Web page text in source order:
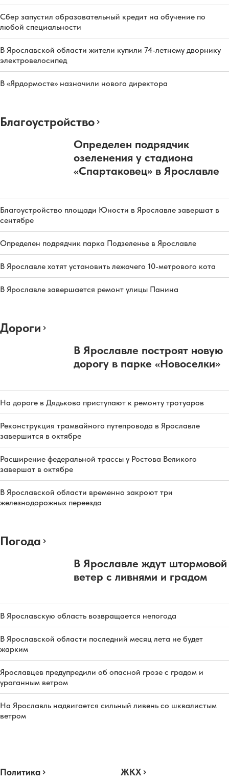
Сбер запустил образовательный кредит на обучение по
любой специальности
В Ярославской области жители купили 74-летнему дворнику
электровелосипед
В «Ярдормосте» назначили нового директора
Благоустройство
Определен подрядчик
озеленения у стадиона
«Спартаковец» в Ярославле
Благоустройство площади Юности в Ярославле завершат в
сентябре
Определен подрядчик парка Подзеленье в Ярославле
В Ярославле хотят установить лежачего 10-метрового кота
В Ярославле завершается ремонт улицы Панина
Дороги
В Ярославле построят новую
дорогу в парке «Новоселки»
На дороге в Дядьково приступают к ремонту тротуаров
Реконструкция трамвайного путепровода в Ярославле
завершится в октябре
Расширение федеральной трассы у Ростова Великого
завершат в октябре
В Ярославской области временно закроют три
железнодорожных переезда
Погода
В Ярославле ждут штормовой
ветер с ливнями и градом
В Ярославскую область возвращается непогода
В Ярославской области последний месяц лета не будет
жарким
Ярославцев предупредили об опасной грозе с градом и
ураганным ветром
На Ярославль надвигается сильный ливень со шквалистым
ветром
Политика ЖКХ